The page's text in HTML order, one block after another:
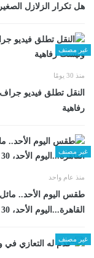
هل تكرار الزلازل
غير مصنف
منذ 30 يومًا
​النقل تطلق فيديو
رفاهية
غير مصنف
منذ عام واحد
طقس اليوم الأحد.. مائل
القاهرة...اليوم الأحد، 30 مارس 2025 08:22 صـ منذ 55 دقيقة
غير مصنف